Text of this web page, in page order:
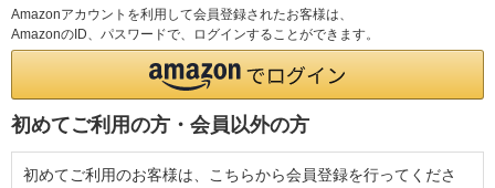
Amazonアカウントを利用して会員登録されたお客様は、
AmazonのID、パスワードで、ログインすることができます。
初めてご利用の方・会員以外の方
初めてご利用のお客様は、こちらから会員登録を行ってくださ